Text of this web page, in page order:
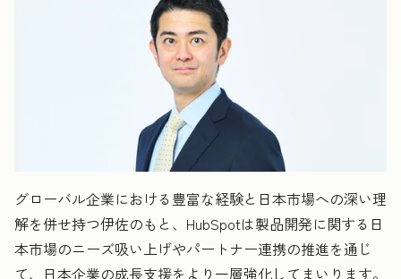
グローバル企業における豊富な経験と日本市場への深い理
解を併せ持つ伊佐のもと、HubSpotは製品開発に関する日
本市場のニーズ吸い上げやパートナー連携の推進を通じ
て、日本企業の成長支援をより一層強化してまいります。